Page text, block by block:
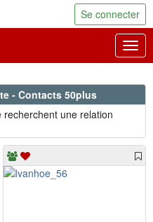
Se connecter
- Contacts 50plus
une relation